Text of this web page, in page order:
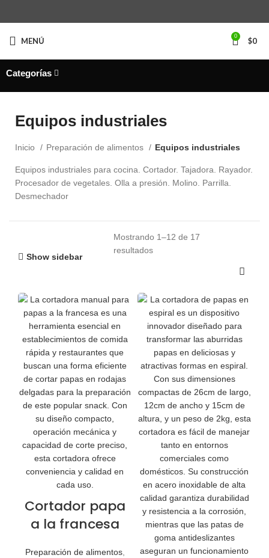
MENÚ 0 $0
Categorías
Equipos industriales
Inicio Preparación de alimentos Equipos industriales
Equipos industriales para cocina. Cortador. Tajadora. Rayador.
Procesador de vegetales. Olla a presión. Molino. Parrilla.
Desmechador
Show sidebar
Mostrando 1–12 de 17
resultados
Cortador papa
a la francesa
Preparación de alimentos,